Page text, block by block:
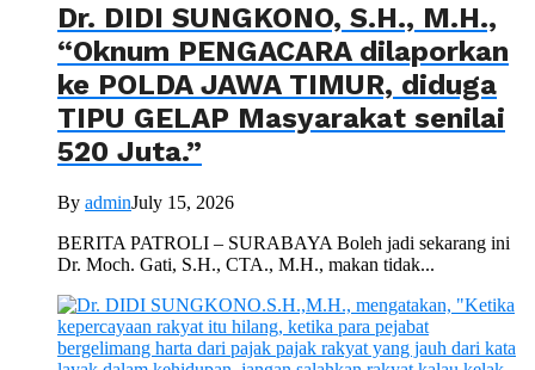
Dr. DIDI SUNGKONO, S.H., M.H.,
“Oknum PENGACARA dilaporkan
ke POLDA JAWA TIMUR, diduga
TIPU GELAP Masyarakat senilai
520 Juta.”
By adminJuly 15, 2026
BERITA PATROLI – SURABAYA Boleh jadi sekarang ini
Dr. Moch. Gati, S.H., CTA., M.H., makan tidak...